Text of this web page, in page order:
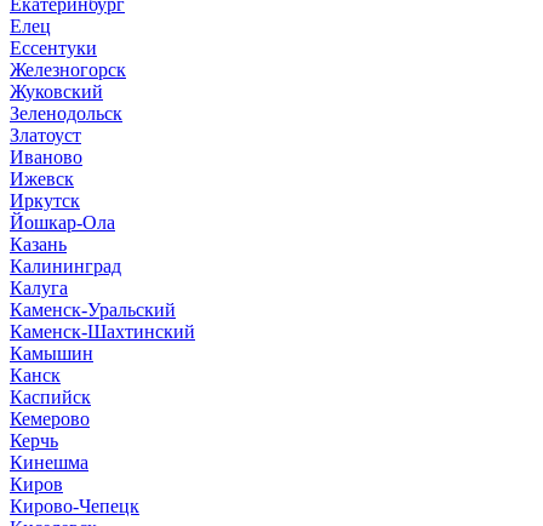
Елец
Ессентуки
Железногорск
Жуковский
Зеленодольск
Златоуст
Иваново
Ижевск
Иркутск
Йошкар-Ола
Казань
Калининград
Калуга
Каменск-Уральский
Каменск-Шахтинский
Камышин
Канск
Каспийск
Кемерово
Керчь
Кинешма
Киров
Кирово-Чепецк